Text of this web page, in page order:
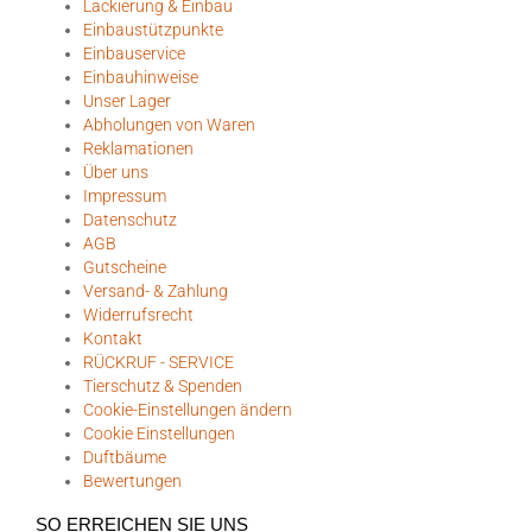
Lackierung & Einbau
Einbaustützpunkte
Einbauservice
Einbauhinweise
Unser Lager
Abholungen von Waren
Reklamationen
Über uns
Impressum
Datenschutz
AGB
Gutscheine
Versand- & Zahlung
Widerrufsrecht
Kontakt
RÜCKRUF - SERVICE
Tierschutz & Spenden
Cookie-Einstellungen ändern
Cookie Einstellungen
Duftbäume
Bewertungen
SO ERREICHEN SIE UNS